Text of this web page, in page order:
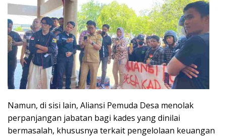
Namun, di sisi lain, Aliansi Pemuda Desa menolak
perpanjangan jabatan bagi kades yang dinilai
bermasalah, khususnya terkait pengelolaan keuangan